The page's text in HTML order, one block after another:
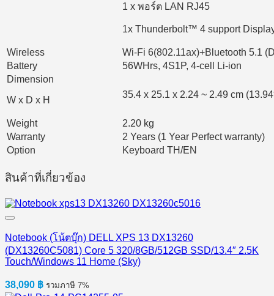
1 x พอร์ต LAN RJ45
1x Thunderbolt™ 4 support
Wireless
Wi-Fi 6(802.11ax)+Bluetooth 5.1
Battery
56WHrs, 4S1P, 4-cell Li-ion
Dimension
W x D x H
35.4 x 25.1 x 2.24 ~ 2.49 cm
Weight
2.20 kg
Warranty
2 Years (1 Year Perfect warranty)
Option
Keyboard TH/EN
สินค้าที่เกี่ยวข้อง
Notebook (โน้ตบุ๊ก) DELL XPS 13 DX13260
(DX13260C5081) Core 5 320/8GB/512GB SSD/13.4″ 2.5K
Touch/Windows 11 Home (Sky)
38,090 ฿ รวมภาษี 7%